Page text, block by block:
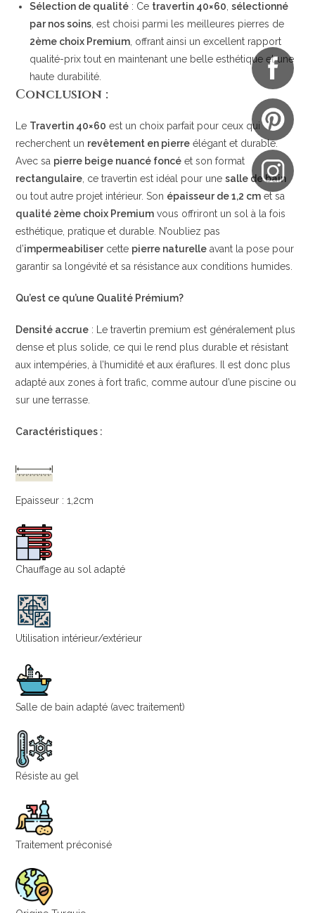
Sélection de qualité : Ce travertin 40×60,sélectionné
par nos soins, est choisi parmi les meilleures pierres de
2ème choix Premium, offrant ainsi un excellent rapport
qualité-prix tout en maintenant une belle esthétique et une
haute durabilité.
Conclusion :
Le Travertin 40×60 est un choix parfait pour ceux qui
recherchent un revêtement en pierre élégant et durable.
Avec sa pierre beige nuancé foncé et son format
rectangulaire, ce travertin est idéal pour unesalle de bain
ou tout autre projet intérieur. Son épaisseur de 1,2 cm et sa
qualité 2ème choix Premium vous offriront un sol à la fois
esthétique, pratique et durable. N’oubliez pas
d’impermeabilisercette pierre naturelle avant la pose pour
garantir sa longévité et sa résistance aux conditions humides.
Qu’est ce qu’une Qualité Prémium?
Densité accrue : Le travertin premium est généralement plus
dense et plus solide, ce qui le rend plus durable et résistant
aux intempéries, à l’humidité et aux éraflures. Il est donc plus
adapté aux zones à fort trafic, comme autour d’une piscine ou
sur une terrasse.
Caractéristiques :
Epaisseur : 1,2cm
Chauffage au sol adapté
Utilisation intérieur/extérieur
Salle de bain adapté (avec traitement)
Résiste au gel
Traitement préconisé